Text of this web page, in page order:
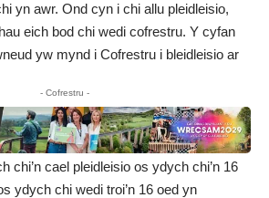
yn awr. Ond cyn i chi allu pleidleisio,
eich bod chi wedi cofrestru. Y cyfan
yw mynd i Cofrestru i bleidleisio ar
- Cofrestru -
chi’n cael pleidleisio os ydych chi’n 16
ydych chi wedi troi’n 16 oed yn